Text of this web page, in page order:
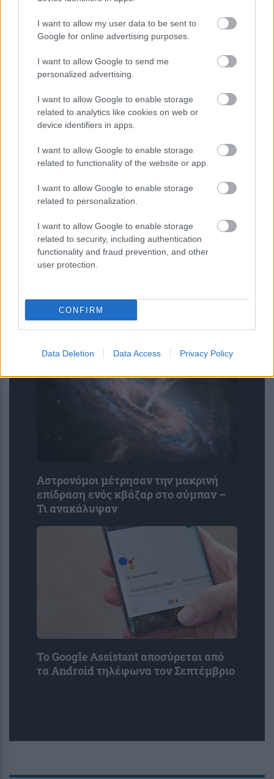
I want to allow my user data to be sent to
Google for online advertising purposes.
I want to allow Google to send me
personalized advertising.
I want to allow Google to enable storage
related to analytics like cookies on web or
device identifiers in apps.
I want to allow Google to enable storage
related to functionality of the website or app.
I want to allow Google to enable storage
related to personalization.
I want to allow Google to enable storage
related to security, including authentication
functionality and fraud prevention, and other
user protection.
CONFIRM
Data Deletion Data Access Privacy Policy
ΙΣΑ για έξαρση του ιού του Δυτικού
εντατικοποίηση των μέτρων κατά των
κουνουπιών
ΕΙΝΑΠ: Καταγγέλλει αιφνιδιαστική
Αστρονόμοι μέτρησαν την μακρινή
επίδραση ενός κβάζαρ στο σύμπαν –
Τι ανακάλυψαν
Το Google Assistant αποσύρεται από
τα Android τηλέφωνα τον Σεπτέμβριο